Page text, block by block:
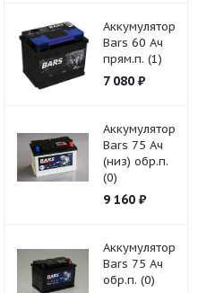
Аккумулятор
Bars 60 Ач
прям.п. (1)
7 080₽
Аккумулятор
Bars 75 Ач
(низ) обр.п.
(0)
9 160₽
Аккумулятор
Bars 75 Ач
обр.п. (0)